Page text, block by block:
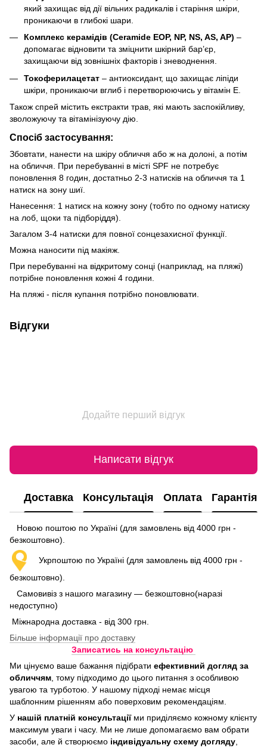
який захищає від дії вільних радикалів і старіння шкіри,
проникаючи в глибокі шари.
Комплекс керамідів (Ceramide EOP, NP, NS, AS, AP) –
допомагає відновити та зміцнити шкірний бар’єр,
захищаючи від зовнішніх факторів і зневоднення.
Токоферилацетат – антиоксидант, що захищає ліпіди
шкіри, проникаючи вглиб і перетворюючись у вітамін Е.
Також спрей містить екстракти трав, які мають заспокійливу,
зволожуючу та вітамінізуючу дію.
Спосіб застосування:
Збовтати, нанести на шкіру обличчя або ж на долоні, а потім
на обличчя. При перебуванні в місті SPF не потребує
поновлення 8 годин, достатньо 2-3 натисків на обличчя та 1
натиск на зону шиї.
Нанесення: 1 натиск на кожну зону (тобто по одному натиску
на лоб, щоки та підборіддя).
Загалом 3-4 натиски для повної сонцезахисної функції.
Можна наносити під макіяж.
При перебуванні на відкритому сонці (наприклад, на пляжі)
потрібне поновлення кожні 4 години.
На пляжі - після купання потрібно поновлювати.
Відгуки
Додайте перший відгук
Написати відгук
Доставка Консультація Оплата Гарантія
Новою поштою по Україні (для замовлень від 4000 грн -
безкоштовно).
Укрпоштою по Україні (для замовлень від 4000 грн -
безкоштовно).
Самовивіз з нашого магазину — безкоштовно(наразі
недоступно)
Міжнародна доставка - від 300 грн.
Більше інформації про доставку
Записатись на консультацію
Ми цінуємо ваше бажання підібрати ефективний догляд за
обличчям , тому підходимо до цього питання з особливою
увагою та турботою. У нашому підході немає місця
шаблонним рішенням або поверховим рекомендаціям.
У нашій платній консультаціїми приділяємо кожному клієнту
максимум уваги і часу. Ми не лише допомагаємо вам обрати
засоби, але й створюємо індивідуальну схему догляду